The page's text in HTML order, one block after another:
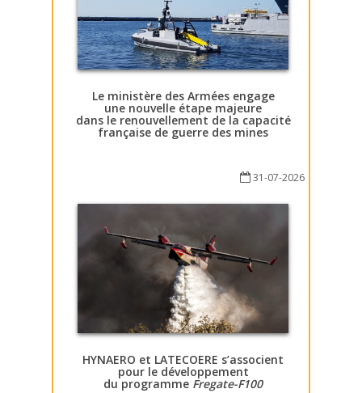
Le ministère des Armées engage
une nouvelle étape majeure
dans le renouvellement de la capacité
française de guerre des mines
31-07-2026
HYNAERO et LATECOERE s’associent
pour le développement
du programme Fregate-F100